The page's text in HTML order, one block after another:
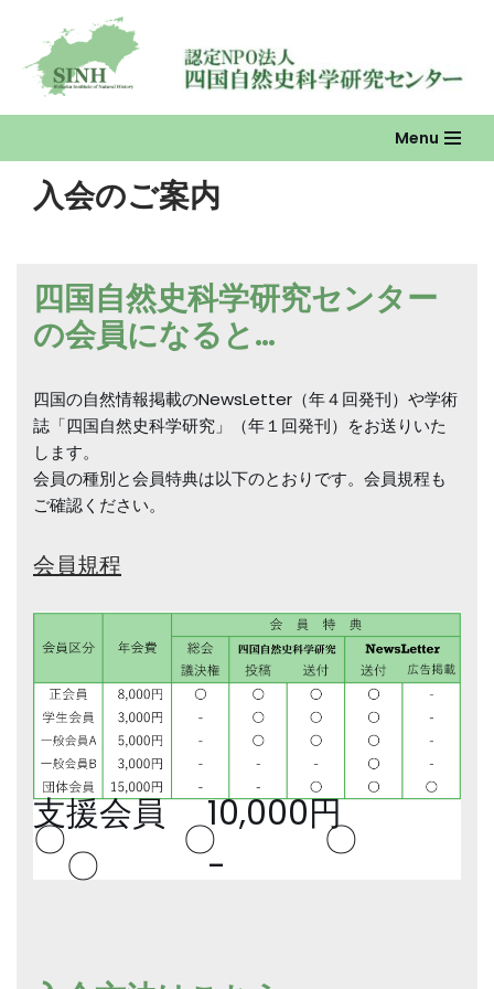
コ
テ
ツ
Menu
入会のご案内
四国自然史科学研究センター
の会員になると…
四国の自然情報掲載のNewsLetter（年４回発刊）や学術
誌「四国自然史科学研究」（年１回発刊）をお送りいた
します。
会員の種別と会員特典は以下のとおりです。会員規程も
ご確認ください。
会員規程
支援会員 10,000円
〇 〇 〇
〇 -